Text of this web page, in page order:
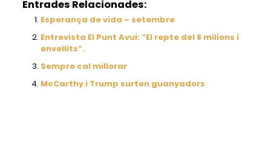
Entrades Relacionades:
Esperança de vida – setembre
Entrevista El Punt Avui: “El repte del 8 milions i
envellits”.
Sempre cal millorar
McCarthy i Trump surten guanyadors